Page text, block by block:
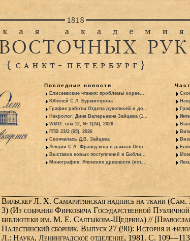
Последние новости
Елисеевские чтения: проблемы корее...
Юбилей С.Л. Бурмистрова
График работы Отдела рукописей и до...
Некролог: Дина Валерьевна Зайцева (1...
WMO: том 12, № 1(24), 2026
ППВ 23/2 (65), 2026
Скончалась Д.В. Зайцева
Лекции С.А. Французова в рамках Летн...
Выставка новых поступлений в Библи...
Монография: Японские древности (ист...
Вильскер Л. X. Самаритянская надпись на ткани
3) (Из собрания Фирковича Государственной Публичной
библиотеки им. М. Е. Салтыкова-Щедрина) //
Палестинский сборник. Выпуск 27 (90): История и
Л.: Наука, Ленинградское отделение, 1981. С.